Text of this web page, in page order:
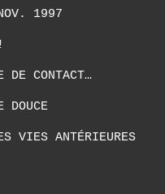
1997
DE CONTACT…
DOUCE
VIES ANTÉRIEURES